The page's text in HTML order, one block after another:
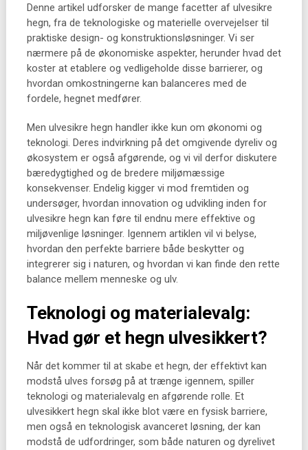
Denne artikel udforsker de mange facetter af ulvesikre
hegn, fra de teknologiske og materielle overvejelser til
praktiske design- og konstruktionsløsninger. Vi ser
nærmere på de økonomiske aspekter, herunder hvad det
koster at etablere og vedligeholde disse barrierer, og
hvordan omkostningerne kan balanceres med de
fordele, hegnet medfører.
Men ulvesikre hegn handler ikke kun om økonomi og
teknologi. Deres indvirkning på det omgivende dyreliv og
økosystem er også afgørende, og vi vil derfor diskutere
bæredygtighed og de bredere miljømæssige
konsekvenser. Endelig kigger vi mod fremtiden og
undersøger, hvordan innovation og udvikling inden for
ulvesikre hegn kan føre til endnu mere effektive og
miljøvenlige løsninger. Igennem artiklen vil vi belyse,
hvordan den perfekte barriere både beskytter og
integrerer sig i naturen, og hvordan vi kan finde den rette
balance mellem menneske og ulv.
Teknologi og materialevalg:
Hvad gør et hegn ulvesikkert?
Når det kommer til at skabe et hegn, der effektivt kan
modstå ulves forsøg på at trænge igennem, spiller
teknologi og materialevalg en afgørende rolle. Et
ulvesikkert hegn skal ikke blot være en fysisk barriere,
men også en teknologisk avanceret løsning, der kan
modstå de udfordringer, som både naturen og dyrelivet